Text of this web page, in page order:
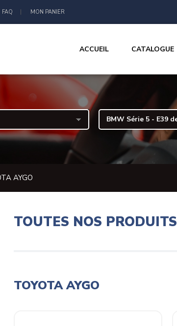
FAQ MON PANIER
ACCUEIL CATALOGUE
AYGO
TOUTES NOS PRODUITS
TOYOTA AYGO